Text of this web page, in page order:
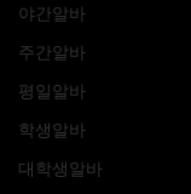
야간알바
주간알바
평일알바
학생알바
대학생알바